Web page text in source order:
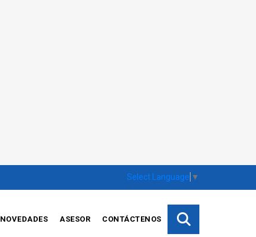
Select Language ▼
NOVEDADES ASESOR CONTÁCTENOS